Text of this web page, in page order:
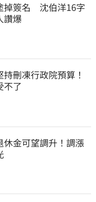
掉簽名　沈伯洋16字
讚爆
持刪凍行政院預算！
不了
休金可望調升！調漲